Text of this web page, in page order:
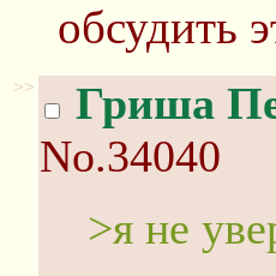
обсудить
>> Гриша
No.34040
>я не